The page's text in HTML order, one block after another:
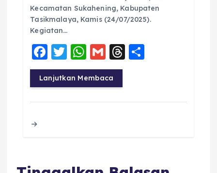
Kecamatan Sukahening, Kabupaten
Tasikmalaya, Kamis (24/07/2025).
Kegiatan…
F
a
c
e
T
w
it
te
W
h
a
ts
G
m
ai
l
T
a re
Lanjutkan Membaca